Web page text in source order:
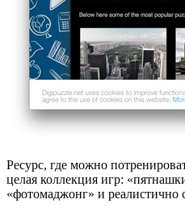
Ресурс, где можно
целая коллекция игр:
«фотомаджонг» и реалистично